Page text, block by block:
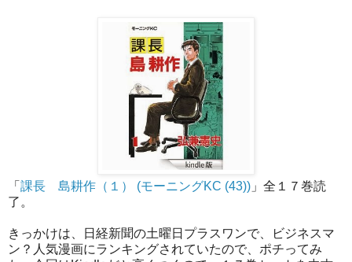
「 課長 島耕作（１） (モーニングKC (43)) 」全１７巻読
了。
きっかけは、日経新聞の土曜日プラスワンで、ビジネスマ
ン？人気漫画にランキングされていたので、ポチってみ